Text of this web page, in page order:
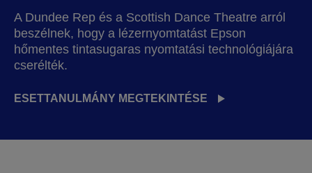
A Dundee Rep és a Scottish Dance Theatre arról
beszélnek, hogy a lézernyomtatást Epson
hőmentes tintasugaras nyomtatási technológiájára
cserélték.
ESETTANULMÁNY MEGTEKINTÉSE